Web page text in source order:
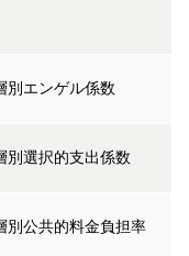
別エンゲル係数
別選択的支出係数
別公共的料金負担率